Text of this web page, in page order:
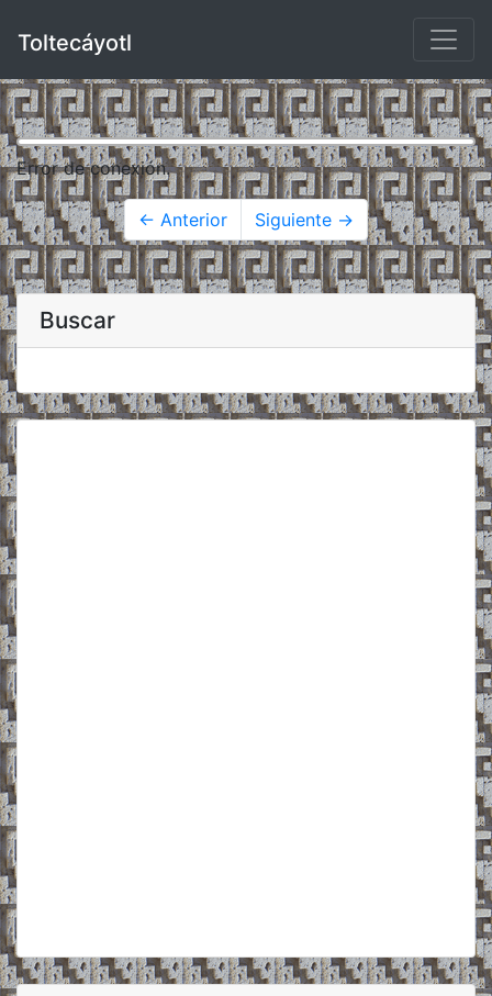
Toltecáyotl
Error de conexión.
← Anterior Siguiente →
Buscar